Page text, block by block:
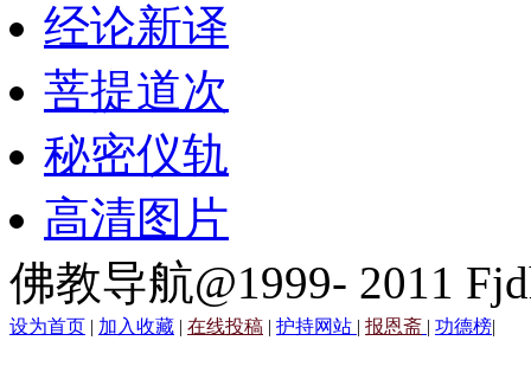
经论新译
菩提道次
秘密仪轨
高清图片
佛教导航@1999- 2011
设为首页 | 加入收藏 | 在线投稿 | 护持网站 | 报恩斋 | 功德榜|